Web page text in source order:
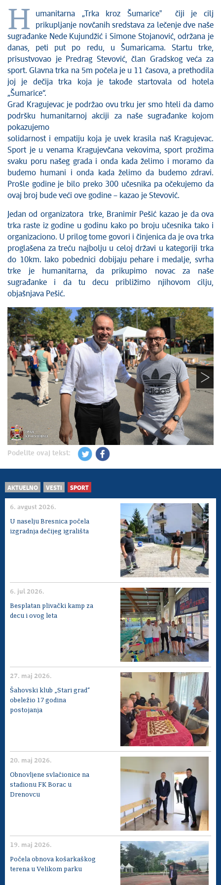
Zdravstvo
Socijalna zaštita
Sport
Sednice Gradskog veća
Sednice Skupštine
Turizam
Kragujevac - Grad u parku
Ekologija
Mladi u lokalnoj samoupravi
NVO
Međunarodna saradnja
Poziv za medije
Izbori
Oktobarske svečanosti
Obrazovanje
Savet za koordinaciju poslova bezbednosti
saobraćaja
Ljudska i manjinska prava
H
umanitarna „Trka kroz Šumariceˮ čiji je cilj
prikupljanje novčanih sredstava za lečenje dve naše
sugrađanke Nede Kujundžić i Simone Stojanović, održana je
danas, peti put po redu, u Šumaricama. Startu trke,
prisustvovao je Predrag Stevović, član Gradskog veća za
sport. Glavna trka na 5m počela je u 11 časova, a prethodila
joj je dečija trka koja je takođe startovala od hotela
„Šumarice“.
Grad Kragujevac je podržao ovu trku jer smo hteli da damo
podršku humanitarnoj akciji za naše sugrađanke kojom
pokazujemo
solidarnost i empatiju koja je uvek krasila naš Kragujevac.
Sport je u venama Kragujevčana vekovima, sport prožima
svaku poru našeg grada i onda kada želimo i moramo da
budemo humani i onda kada želimo da budemo zdravi.
Prošle godine je bilo preko 300 učesnika pa očekujemo da
ovaj broj bude veći ove godine – kazao je Stevović.
Jedan od organizatora trke, Branimir Pešić kazao je da ova
trka raste iz godine u godinu kako po broju učesnika tako i
organizaciono. U prilog tome govori i činjenica da je ova trka
proglašena za treću najbolju u celoj državi u kategoriji trka
do 10km. Iako pobednici dobijaju pehare i medalje, svrha
trke je humanitarna, da prikupimo novac za naše
sugrađanke i da tu decu približimo njihovom cilju,
objašnjava Pešić.
Podelite ovaj tekst:
AKTUELNO VESTI SPORT
6. avgust 2026.
U naselju Bresnica počela
izgradnja dečijeg igrališta
6. jul 2026.
Besplatan plivački kamp za
decu i ovog leta
27. maj 2026.
Šahovski klub „Stari grad“
obeležio 17 godina
postojanja
20. maj 2026.
Obnovljene svlačionice na
stadionu FK Borac u
Drenovcu
19. maj 2026.
Počela obnova košarkaškog
terena u Velikom parku